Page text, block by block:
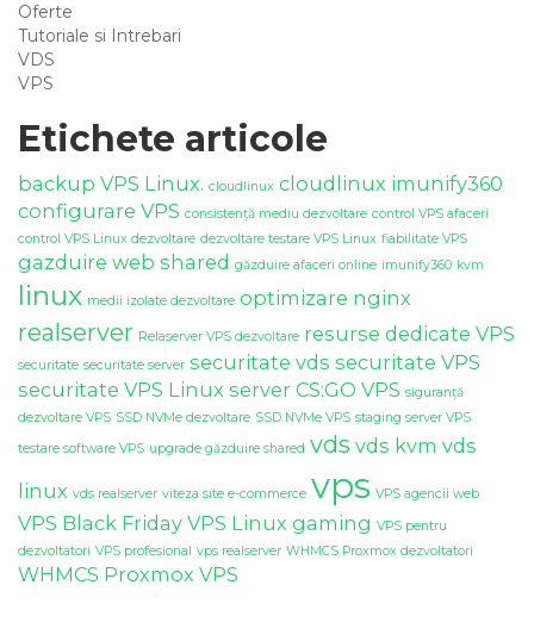
Oferte
Tutoriale si Intrebari
VDS
VPS
Etichete articole
backup VPS Linux. cloudlinux cloudlinux imunify360
configurare VPS consistență mediu dezvoltare control VPS afaceri
control VPS Linux dezvoltare dezvoltare testare VPS Linux fiabilitate VPS
gazduire web shared găzduire afaceri online imunify360 kvm
linux medii izolate dezvoltare optimizare nginx
realserver Relaserver VPS dezvoltare resurse dedicate VPS
securitate securitate server securitate vds securitate VPS
securitate VPS Linux server CS:GO VPS siguranță
dezvoltare VPS SSD NVMe dezvoltare SSD NVMe VPS staging server VPS
testare software VPS upgrade găzduire shared vds vds kvm vds
linux vds realserver viteza site e-commerce vps VPS agencii web
VPS Black Friday VPS Linux gaming VPS pentru
dezvoltatori VPS profesional vps realserver WHMCS Proxmox dezvoltatori
WHMCS Proxmox VPS